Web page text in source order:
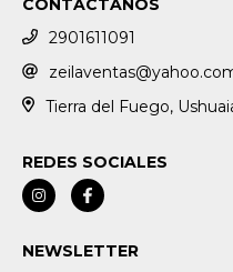
CONTACTANOS
2901611091
Tierra del Fuego,
REDES SOCIALES
NEWSLETTER